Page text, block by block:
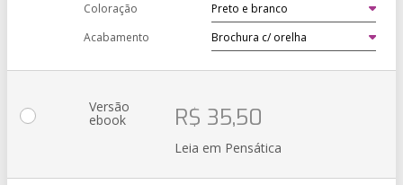
Coloração
Acabamento
Versão
ebook R$ 35,50
Leia em Pensática